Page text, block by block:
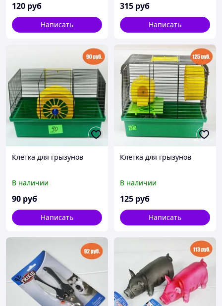
120 руб
Написать
315 руб
Написать
Клетка для грызунов
В наличии
90 руб
Написать
Клетка для грызунов
В наличии
125 руб
Написать